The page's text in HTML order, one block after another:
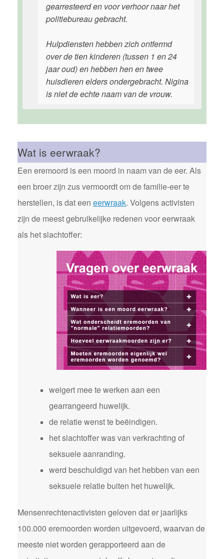
gearresteerd en voor verhoor naar het
politiebureau gebracht.
Hulpdiensten hebben zich ontfermd
over de tien kinderen (tussen 1 en 24
jaar oud) en hebben hen en twee
huisdieren elders ondergebracht. Nigina
is niet de echte naam van de vrouw.
Wat is eerwraak?
Een eremoord is een moord in naam van de eer. Als
een broer zijn zus vermoordt om de familie-eer te
herstellen, is dat een eerwraak. Volgens activisten
zijn de meest gebruikelijke redenen voor eerwraak
als het slachtoffer:
weigert mee te werken aan een
gearrangeerd huwelijk.
de relatie wenst te beëindigen.
het slachtoffer was van verkrachting of
seksuele aanranding.
werd beschuldigd van het hebben van een
seksuele relatie buiten het huwelijk.
Mensenrechtenactivisten geloven dat er jaarlijks
100.000 eremoorden worden uitgevoerd, waarvan de
meeste niet worden gerapporteerd aan de